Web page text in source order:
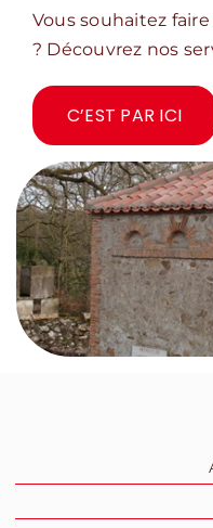
Vous souhaitez
? Découvrez nos
C’EST PAR ICI